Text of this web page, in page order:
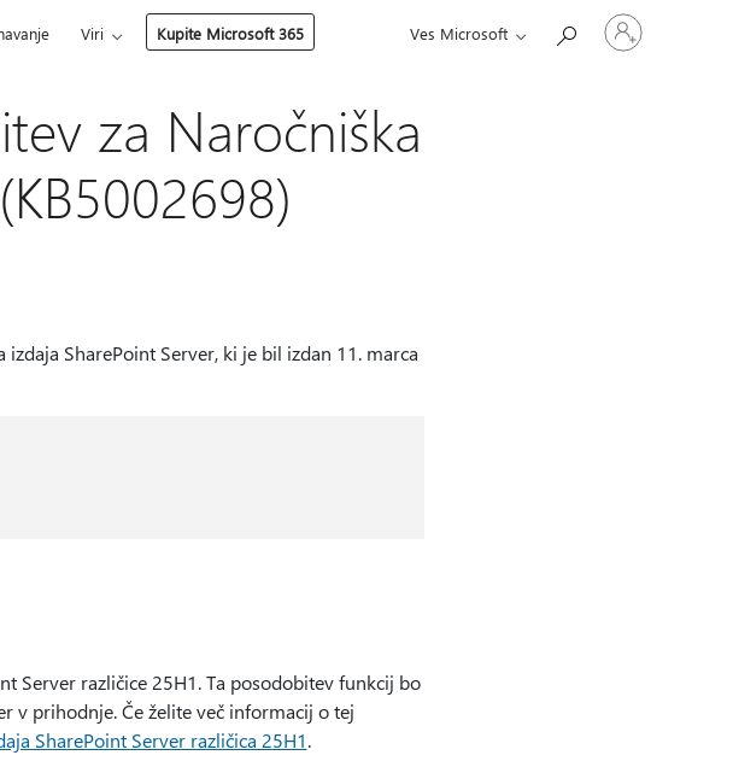
Viri Kupite Microsoft 365 Ves Microsoft
Vpišite
se
za Naročniška
SharePoint Server, ki je bil izdan 11. marca
Server različice 25H1. Ta posodobitev funkcij bo
v prihodnje. Če želite več informacij o tej
SharePoint Server različica 25H1.